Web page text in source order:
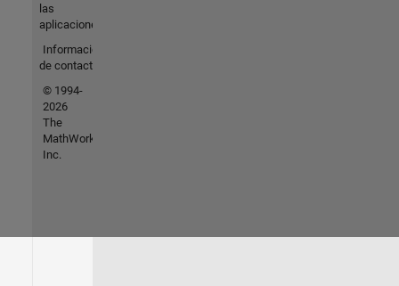
las
aplicaciones
Información
de contacto
© 1994-
2026
The
MathWorks,
Inc.